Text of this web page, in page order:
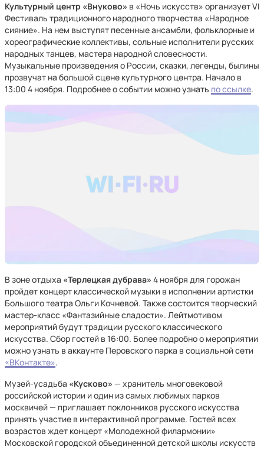
Культурный центр «Внуково» в «Ночь искусств» организует VI
Фестиваль традиционного народного творчества «Народное
сияние». На нем выступят песенные ансамбли, фольклорные и
хореографические коллективы, сольные исполнители русских
народных танцев, мастера народной словесности.
Музыкальные произведения о России, сказки, легенды, былины
прозвучат на большой сцене культурного центра. Начало в
13:00 4 ноября. Подробнее о событии можно узнать по ссылке.
В зоне отдыха «Терлецкая дубрава» 4 ноября для горожан
пройдет концерт классической музыки в исполнении артистки
Большого театра Ольги Кочневой. Также состоится творческий
мастер-класс «Фантазийные сладости». Лейтмотивом
мероприятий будут традиции русского классического
искусства. Сбор гостей в 16:00. Более подробно о мероприятии
можно узнать в аккаунте Перовского парка в социальной сети
«ВКонтакте».
Музей-усадьба «Кусково» — хранитель многовековой
российской истории и один из самых любимых парков
москвичей — приглашает поклонников русского искусства
принять участие в интерактивной программе. Гостей всех
возрастов ждет концерт «Молодежной филармонии»
Московской городской объединенной детской школы искусств